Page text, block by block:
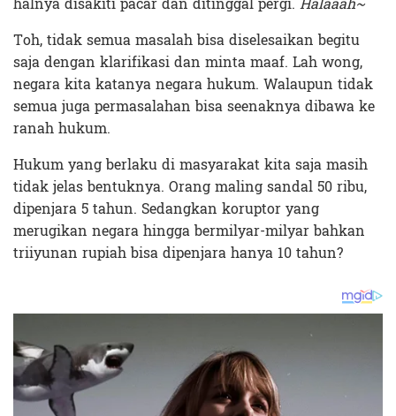
Toh, tidak semua masalah bisa diselesaikan begitu
saja dengan klarifikasi dan minta maaf. Lah wong,
negara kita katanya negara hukum. Walaupun tidak
semua juga permasalahan bisa seenaknya dibawa ke
ranah hukum.
Hukum yang berlaku di masyarakat kita saja masih
tidak jelas bentuknya. Orang maling sandal 50 ribu,
dipenjara 5 tahun. Sedangkan koruptor yang
merugikan negara hingga bermilyar-milyar bahkan
triiyunan rupiah bisa dipenjara hanya 10 tahun?